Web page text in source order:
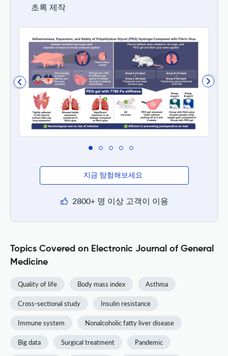
초록 제작
지금 탐험해보세요
2800+ 명 이상 고객이 이용
Topics Covered on Electronic Journal of General
Medicine
Quality of life Body mass index Asthma
Cross-sectional study Insulin resistance
Immune system Nonalcoholic fatty liver disease
Big data Surgical treatment Pandemic